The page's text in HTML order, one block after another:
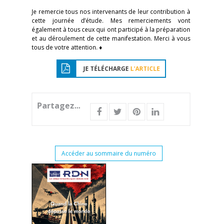
Je remercie tous nos intervenants de leur contribution à
cette journée d’étude. Mes remerciements vont
également à tous ceux qui ont participé à la préparation
et au déroulement de cette manifestation. Merci à vous
tous de votre attention. ♦
JE TÉLÉCHARGE L'ARTICLE
Partagez...
Accéder au sommaire du numéro